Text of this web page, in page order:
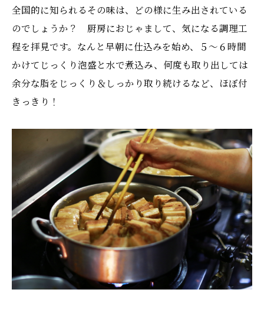
全国的に知られるその味は、どの様に生み出されている
のでしょうか？ 厨房におじゃまして、気になる調理工
程を拝見です。なんと早朝に仕込みを始め、５〜６時間
かけてじっくり泡盛と水で煮込み、何度も取り出しては
余分な脂をじっくり＆しっかり取り続けるなど、ほぼ付
きっきり！